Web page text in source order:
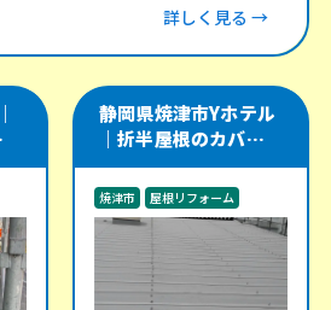
詳しく見る →
静岡県焼津市Yホテル
｜折半屋根のカバー工
法をやり直し、雨漏り
リスクを改善した施工
事例
焼津市
屋根リフォーム
雨漏り修理